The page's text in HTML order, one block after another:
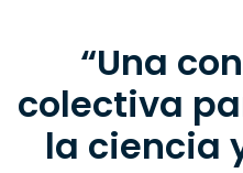
“Una
colectiva
la ciencia